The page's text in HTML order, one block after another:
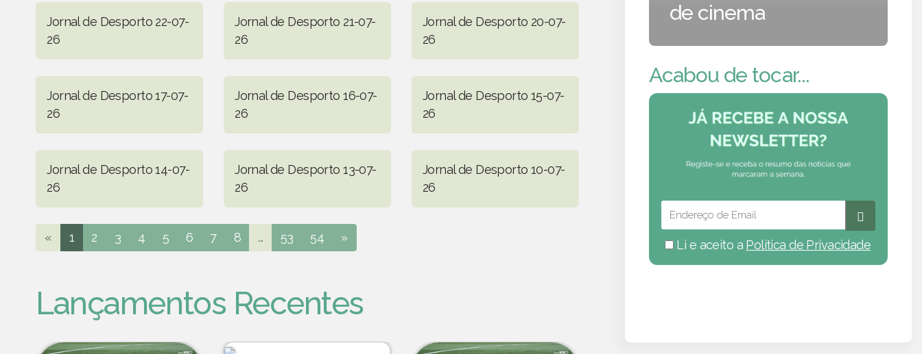
Jornal de Desporto 22-07-
26
Jornal de Desporto 21-07-
26
Jornal de Desporto 20-07-
26
Jornal de Desporto 17-07-
26
Jornal de Desporto 16-07-
26
Jornal de Desporto 15-07-
26
Jornal de Desporto 14-07-
26
Jornal de Desporto 13-07-
26
Jornal de Desporto 10-07-
26
« 1 2 3 4 5 6 7 8 ... 53 54 »
Lançamentos Recentes
de cinema
Acabou de tocar...
Li e aceito a Política de Privacidade